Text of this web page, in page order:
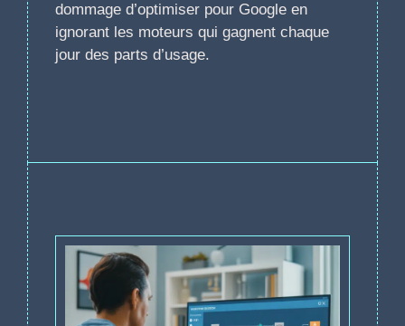
dommage d’optimiser pour Google en
ignorant les moteurs qui gagnent chaque
jour des parts d’usage.